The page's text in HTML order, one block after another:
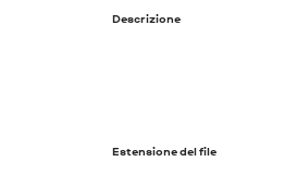
Descrizione
Estensione del file